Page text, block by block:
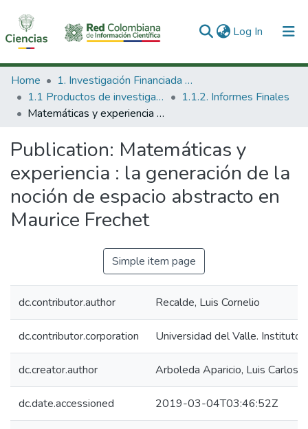
Log In (current)
Communities & Collections
All of DSpace
Home
1. Investigación Financiada con Recursos Públicos
1.1 Productos de investigación
1.1.2. Informes Finales
Matemáticas y experiencia : la generación de la noción de espacio abstracto en Maurice Frechet
Publication: Matemáticas y
experiencia : la generación de la
noción de espacio abstracto en
Maurice Frechet
Simple item page
dc.contributor.author Recalde, Luis Cornelio
dc.contributor.corporation Universidad del Valle. Instituto
dc.creator.author Arboleda Aparicio, Luis Carlos
dc.date.accessioned 2019-03-04T03:46:52Z